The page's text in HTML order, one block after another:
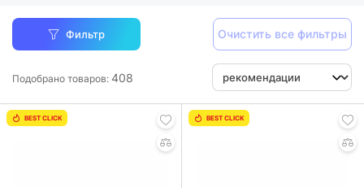
Фильтр Очистить все фильтры
Подобрано товаров: 408
BEST CLICK BEST CLICK